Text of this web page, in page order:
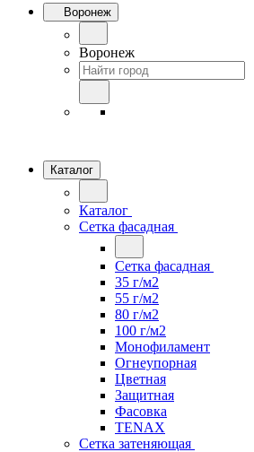
Воронеж
Воронеж
Каталог
Каталог
Сетка фасадная
Сетка фасадная
35 г/м2
55 г/м2
80 г/м2
100 г/м2
Монофиламент
Огнеупорная
Цветная
Защитная
Фасовка
TENAX
Сетка затеняющая